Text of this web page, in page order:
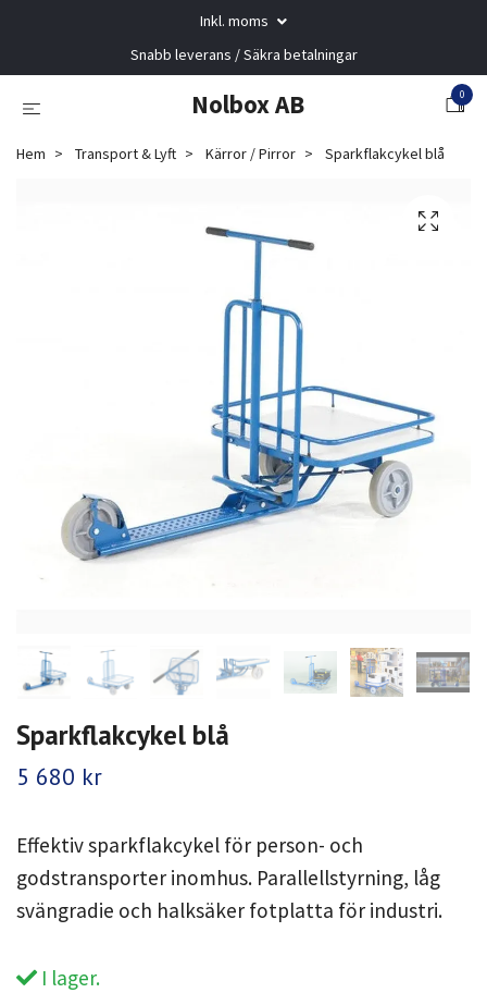
Inkl. moms
Snabb leverans / Säkra betalningar
Nolbox AB 0
Hem Transport & Lyft Kärror / Pirror Sparkflakcykel blå
Sparkflakcykel blå
5 680 kr
Effektiv sparkflakcykel för person- och
godstransporter inomhus. Parallellstyrning, låg
svängradie och halksäker fotplatta för industri.
I lager.